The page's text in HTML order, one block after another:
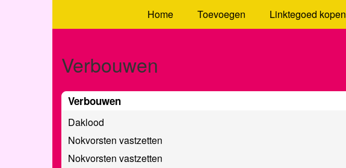
Home Toevoegen Linktegoed kopen
Verbouwen
Verbouwen
Daklood
Nokvorsten vastzetten
Nokvorsten vastzetten